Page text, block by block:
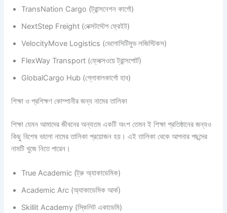
TransNation Cargo (ট্রান্সনেশন কার্গো)
NextStep Freight (নেক্সটস্টেপ ফ্রেইট)
VelocityMove Logistics (ভেলোসিটিমুভ লজিস্টিকস)
FlexWay Transport (ফ্লেক্সওয়ে ট্রান্সপোর্ট)
GlobalCargo Hub (গ্লোবালকার্গো হাব)
শিক্ষা ও প্রশিক্ষণ কোম্পানীর জন্য নামের তালিকা
শিক্ষা যেমন আমাদের জীবনের অন্যতম একটি অংশ তেমন ই শিক্ষা প্রতিষ্ঠানের জন্যও
কিছু বিশেষ ভালো নামের তালিকা প্রয়োজন হয়। এই তালিকা থেকে আপনার পছন্দের
নামটি খুজে নিতে পারেন।
True Academic (ট্রু অ্যাকাডেমিক)
Academic Arc (অ্যাকাডেমিক আর্ক)
Skillit Academy (স্কিলিট একাডেমি)